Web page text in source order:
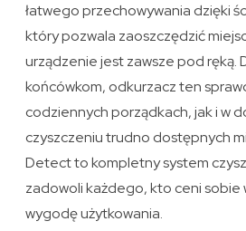
łatwego przechowywania dzięki
który pozwala zaoszczędzić
urządzenie jest zawsze pod ręką.
końcówkom, odkurzacz ten
codziennych porządkach, jak i w
czyszczeniu trudno dostępnych
Detect to kompletny system
zadowoli każdego, kto ceni sobie
wygodę użytkowania.